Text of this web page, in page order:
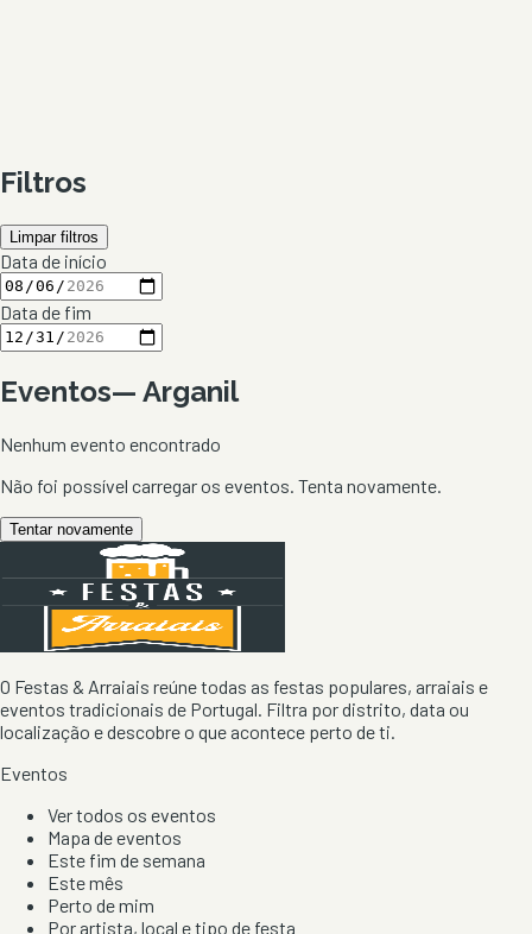
Filtros
Limpar filtros
Data de início
Data de fim
Eventos— Arganil
Nenhum evento encontrado
Não foi possível carregar os eventos. Tenta novamente.
Tentar novamente
O Festas & Arraiais reúne todas as festas populares, arraiais e
eventos tradicionais de Portugal. Filtra por distrito, data ou
localização e descobre o que acontece perto de ti.
Eventos
Ver todos os eventos
Mapa de eventos
Este fim de semana
Este mês
Perto de mim
Por artista, local e tipo de festa